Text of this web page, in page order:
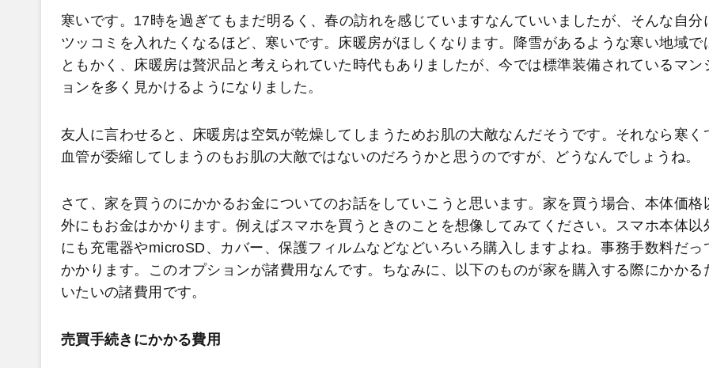
寒いです。17時を過ぎてもまだ明るく、春の訪れを感じていますなんていいましたが、そんな自分
ツッコミを入れたくなるほど、寒いです。床暖房がほしくなります。降雪があるような寒い地域で
ともかく、床暖房は贅沢品と考えられていた時代もありましたが、今では標準装備されているマン
ョンを多く見かけるようになりました。
友人に言わせると、床暖房は空気が乾燥してしまうためお肌の大敵なんだそうです。それなら寒く
血管が委縮してしまうのもお肌の大敵ではないのだろうかと思うのですが、どうなんでしょうね。
さて、家を買うのにかかるお金についてのお話をしていこうと思います。家を買う場合、本体価格
外にもお金はかかります。例えばスマホを買うときのことを想像してみてください。スマホ本体以
にも充電器やmicroSD、カバー、保護フィルムなどなどいろいろ購入しますよね。事務手数料だっ
かかります。このオプションが諸費用なんです。ちなみに、以下のものが家を購入する際にかかる
いたいの諸費用です。
売買手続きにかかる費用